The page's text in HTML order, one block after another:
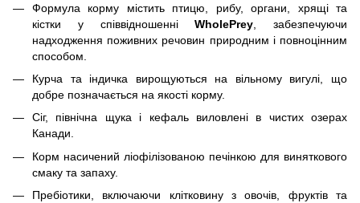
Формула корму містить птицю, рибу, органи, хрящі та
кістки у співвідношенніWholePrey , забезпечуючи
надходження поживних речовин природним і повноцінним
способом.
Курча та індичка вирощуються на вільному вигулі, що
добре позначається на якості корму.
Сіг, північна щука і кефаль виловлені в чистих озерах
Канади.
Корм насичений ліофілізованою печінкою для виняткового
смаку та запаху.
Пребіотики, включаючи клітковину з овочів, фруктів та